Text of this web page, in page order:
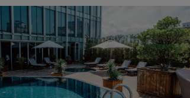
יעדים
אתרי נופש
דירות שירות
מלונות בשדה
מלונות חדשים